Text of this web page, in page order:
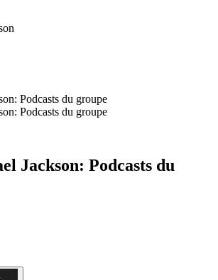
Podcasts du groupe
Podcasts du groupe
Jackson: Podcasts du